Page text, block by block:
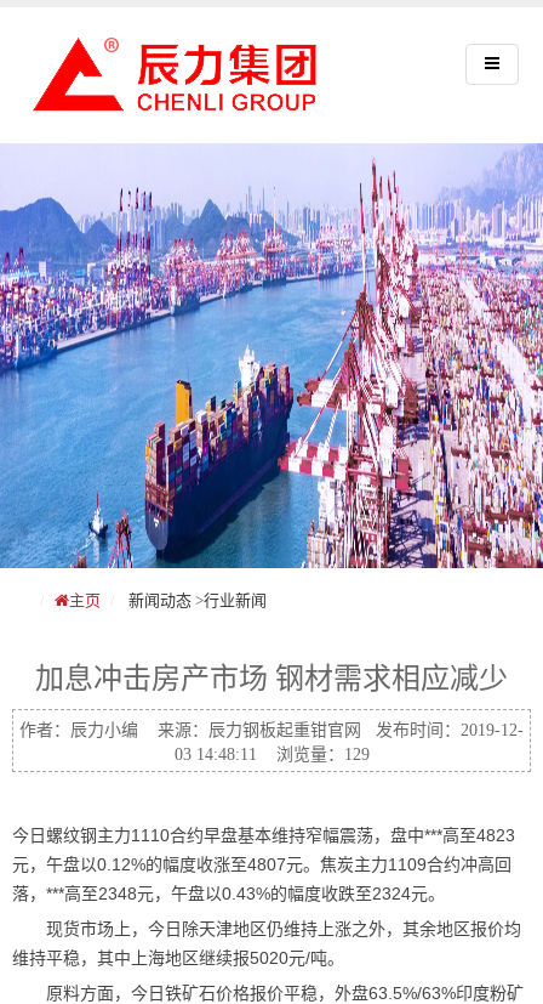
主页 新闻动态 >行业新闻
加息冲击房产市场 钢材需求相应减少
作者：辰力小编 来源：辰力钢板起重钳官网 发布时间：2019-12-
03 14:48:11 浏览量：129
今日螺纹钢主力1110合约早盘基本维持窄幅震荡，盘中***高至4823
元，午盘以0.12%的幅度收涨至4807元。焦炭主力1109合约冲高回
落，***高至2348元，午盘以0.43%的幅度收跌至2324元。
现货市场上，今日除天津地区仍维持上涨之外，其余地区报价均
维持平稳，其中上海地区继续报5020元/吨。
原料方面，今日铁矿石价格报价平稳，外盘63.5%/63%印度粉矿